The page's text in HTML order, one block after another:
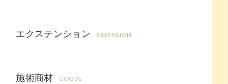
エクステンション EXTENSION
施術商材 GOODS